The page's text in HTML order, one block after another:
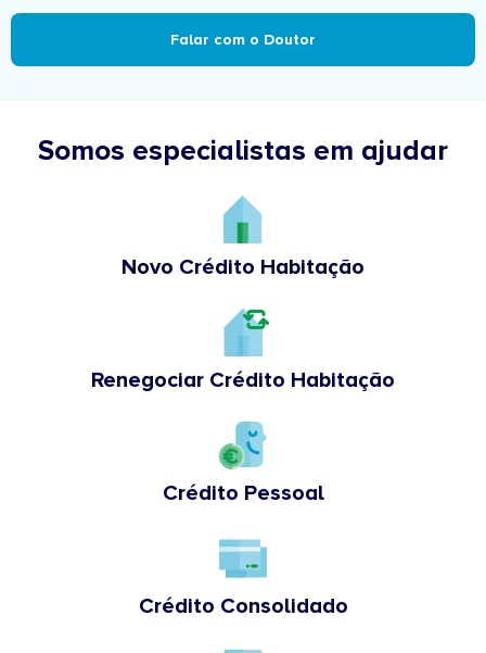
Falar com o Doutor
Somos especialistas em ajudar
Novo Crédito Habitação
Renegociar Crédito Habitação
Crédito Pessoal
Crédito Consolidado